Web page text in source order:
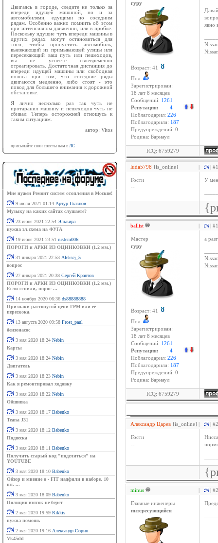
Двигаясь в городе, следите не только за
впереди идущей машиной, но и за
автомобилями, едущими по соседним
рядам. Особенно важно помнить об этом
при интенсивном движении, или в пробке.
Поскольку идущие чуть впереди машины в
других рядах могут остановиться для
того, чтобы пропустить автомобиль,
выезжающий из примыкающей улицы или
пересекающий ваш путь или пешеходов,
вы не успеете своевременно
отреагировать. Достаточная дистанция до
впереди идущей машины или свободная
полоса при том, что соседние ряды
двигаются медленно, либо стоят - это
повод для большего внимания к дорожной
обстановке.
Я лично несколько раз так чуть не
протаранил машину и пешеходов чуть не
сбивал. Теперь осторожней отношусь к
таким ситуациям.
автор: Vitos
присылайте свои советы нам в ЛС
Мне нужен Ремонт систем отопления в Москве!
9 июля 2021 01:14 Артур Главнов
Музыку на каких сайтах слушаете?
23 июня 2021 22:54 Эльвира
нужна эл.схема на ФУГА
19 июня 2021 23:51 rustem006
ПОРОГИ и АРКИ ИЗ ОЦИНКОВКИ (1.2 мм.)
31 января 2021 22:53 Aleksej_5
вопрос
27 января 2021 20:38 Сергей Крантов
ПОРОГИ и АРКИ ИЗ ОЦИНКОВКИ (1.2 мм.)
Если сгнили, порог ...
14 ноября 2020 06:36 ds88888888
Признаки растянутой цепи ГРМ или её
перескока.
13 августа 2020 09:58 Frost_paul
бензонасос
3 мая 2020 18:24 Nebin
Карты
3 мая 2020 18:24 Nebin
Двигатель
3 мая 2020 18:23 Nebin
Как я ремонтировал ходовку
3 мая 2020 18:22 Nebin
Обшивка
3 мая 2020 18:17 Babenko
Teana J31
3 мая 2020 18:12 Babenko
Подвеска
3 мая 2020 18:11 Babenko
Получить старый код "поделиться" на
YOUTUBE
3 мая 2020 18:10 Babenko
Обзор и мнение о - FIT надфили в наборе. 10
шт. ...
3 мая 2020 18:09 Babenko
Полиция взяток не берет
2 мая 2020 19:59 Rikkis
нужна помошь
2 мая 2020 19:16 Александр Сорин
Vk45dd
гуру
Возраст: 41
Пол:
Зарегистрирован:
18 лет 8 месяцев
Сообщений: 1261
Репутация: 4
Поблагодарил: 226
Поблагодарили: 187
Предупреждений: 0
Родина: Барнаул
явно
ICQ: 6759279
luda5798 {is_online} | |
Гости
--
У
ballist | |
Мастер
гуру
Возраст: 41
Пол:
Зарегистрирован:
18 лет 8 месяцев
Сообщений: 1261
Репутация: 4
Поблагодарил: 226
Поблагодарили: 187
Предупреждений: 0
Родина: Барнаул
а
ICQ: 6759279
Александр Царев {is_online} | |
Гости
--
minus | |
Главные инженеры
интересующийся